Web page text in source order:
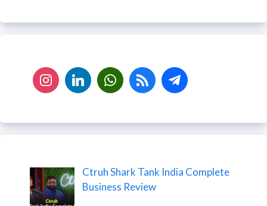
Ctruh Shark Tank India Complete
Business Review